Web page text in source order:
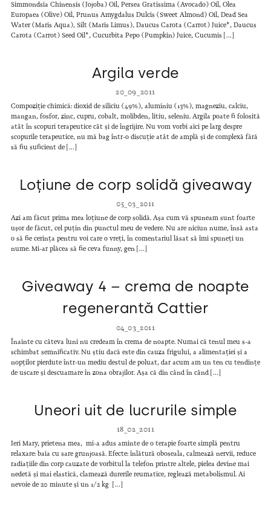
Simmondsia Chinensis (Jojoba) Oil, Persea Gratissima (Avocado) Oil, Olea
Europaea (Olive) Oil, Prunus Amygdalus Dulcis (Sweet Almond) Oil, Dead Sea
Water (Maris Aqua), Silt (Maris Limus), Daucus Carota (Carrot) Juice*, Daucus
Carota (Carrot) Seed Oil*, Cucurbita Pepo (Pumpkin) Juice, Cucumis […]
Argila verde
20_09_2011
Compoziție chimică: dioxid de siliciu (49%), aluminiu (13%), magneziu, calciu,
mangan, fosfor, zinc, cupru, cobalt, molibden, litiu, seleniu. Argila poate fi folosită
atât în scopuri terapeutice cât și de îngrijire. Nu vom vorbi aici pe larg despre
scopurile terapeutice, nu mă bag într-o discuție atât de amplă și de complexă fără
să fiu suficient de […]
Loțiune de corp solidă giveaway
05_03_2011
Azi am făcut prima mea loțiune de corp solidă. Așa cum vă spuneam sunt foarte
ușor de făcut, cel puțin din punctul meu de vedere. Nu are niciun nume, însă asta
o să fie cerința pentru voi care o vreți, în comentariul lăsat să îmi spuneți un
nume. Mi-ar plăcea să fie ceva funny, gen […]
Giveaway 4 – crema de noapte
regenerantă Cattier
04_03_2011
Înainte cu câteva luni nu credeam în crema de noapte. Numai că tenul meu s-a
schimbat semnificativ. Nu știu dacă este din cauza frigului, a alimentației și a
nopților pierdute într-un mediu destul de poluat, dar acum am un ten cu tendințe
de uscare și descuamare în zona obrajilor. Așa că din când în când […]
Uneori uit de lucrurile simple
18_02_2011
Ieri Mary, prietena mea, mi-a adus aminte de o terapie foarte simplă pentru
relaxare: baia cu sare grunjoasă. Efecte: înlătură oboseala, calmează nervii, reduce
radiațiile din corp cauzate de vorbitul la telefon printre altele, pielea devine mai
nedetă și mai elastică, clamează durerile reumatice, reglează metabolismul. Ai
nevoie de 20 minute și un 1/2 kg […]